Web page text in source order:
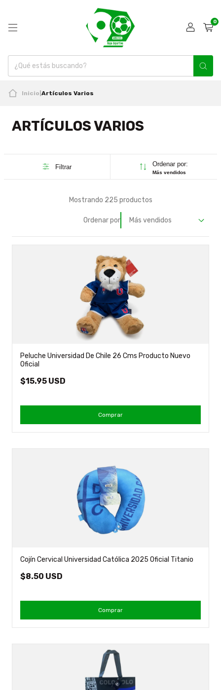
0
Inicio Artículos Varios
ARTÍCULOS VARIOS
Filtrar Ordenar por:
Más vendidos
Mostrando 225 productos
Ordenar por
Peluche Universidad De Chile 26 Cms Producto Nuevo
Oficial
$15.95 USD
Comprar
Cojín Cervical Universidad Católica 2025 Oficial Titanio
$8.50 USD
Comprar